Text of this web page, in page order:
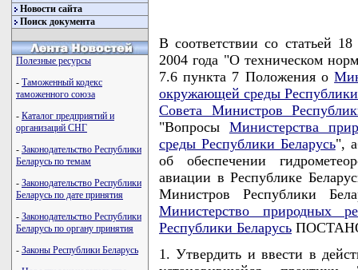
Новости сайта
Поиск документа
Полезные ресурсы
- Таможенный кодекс
таможенного союза
- Каталог предприятий и
организаций СНГ
- Законодательство Республики
Беларусь по темам
- Законодательство Республики
Беларусь по дате принятия
- Законодательство Республики
Беларусь по органу принятия
- Законы Республики Беларусь
В соответствии со статьей 18
2004 года "О техническом
7.6 пункта 7 Положения о
окружающей среды Республики
Совета Министров
"Вопросы Министерства
среды Республики Беларусь",
об обеспечении
авиации в Республике
Министров Республики
Министерство природных
Республики Беларусь
1. Утвердить и ввести в